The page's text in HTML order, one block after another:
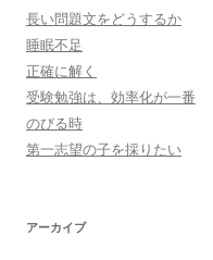
長い問題文をどうするか
睡眠不足
正確に解く
受験勉強は、効率化が一番
のびる時
第一志望の子を採りたい
アーカイブ